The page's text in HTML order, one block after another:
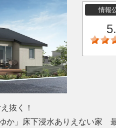
情報
抜く！
ゆか」床下浸水ありえない